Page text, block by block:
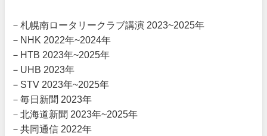
－札幌南ロータリークラブ講演 2023~2025年
－NHK 2022年~2024年
－HTB 2023年~2025年
－UHB 2023年
－STV 2023年~2025年
－毎日新聞 2023年
－北海道新聞 2023年~2025年
－共同通信 2022年